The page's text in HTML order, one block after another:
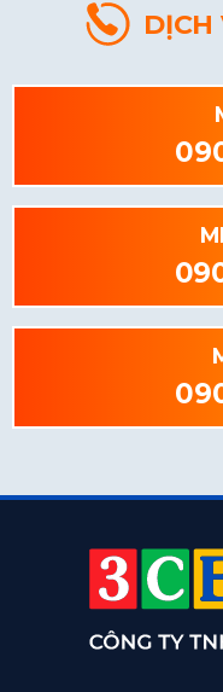
DỊCH